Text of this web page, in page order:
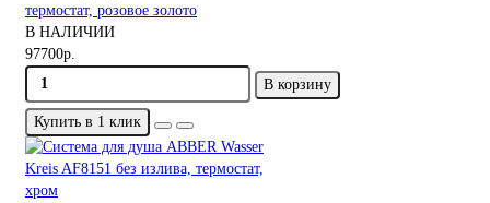
термостат, розовое золото
В НАЛИЧИИ
97700р.
В корзину
Купить в 1 клик